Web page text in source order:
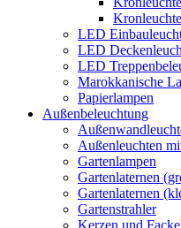
LED
LED
LED
Marokkanische
Papierlampen
Außenbeleuchtung
Außenleuchten
Gartenlampen
Gartenlaternen
Gartenlaternen
Gartenstrahler
Kerzen und